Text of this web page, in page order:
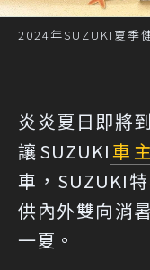
2024年SUZUKI夏季
炎炎夏日即將
讓SUZUKI車主
車，SUZUKI
供內外雙向消
一夏。